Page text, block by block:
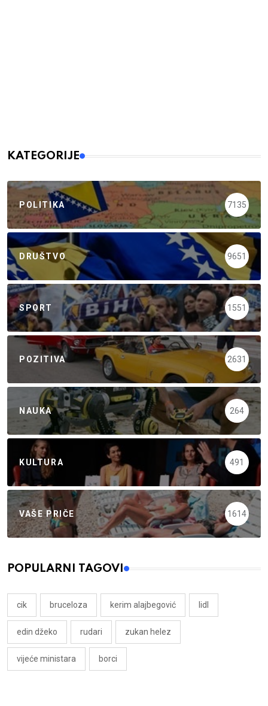
KATEGORIJE
POLITIKA 7135
DRUŠTVO 9651
SPORT 1551
POZITIVA 2631
NAUKA 264
KULTURA 491
VAŠE PRIČE 1614
POPULARNI TAGOVI
cik bruceloza kerim alajbegović lidl
edin džeko rudari zukan helez
vijeće ministara borci